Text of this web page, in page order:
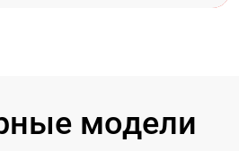
модели